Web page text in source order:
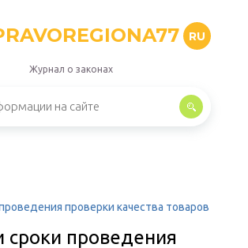
RU
Журнал о законах
проверки качества товаров
сроки проведения